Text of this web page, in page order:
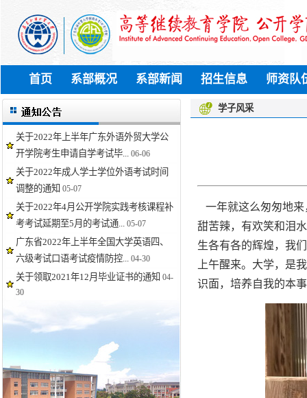
首页 系部概况 系部新闻 招生信息 师资队
关于2022年上半年广东外语外贸大学公
开学院考生申请自学考试毕... 06-06
关于2022年成人学士学位外语考试时间
调整的通知 05-07
关于2022年4月公开学院实践考核课程补
考考试延期至5月的考试通... 05-07
广东省2022年上半年全国大学英语四、
六级考试口语考试疫情防控... 04-30
关于领取2021年12月毕业证书的通知 04-
30
学子风采
一年就这么匆匆地
甜苦辣，有欢笑和泪
生各有各的辉煌，我
上午醒来。大学，是
识面，培养自我的本